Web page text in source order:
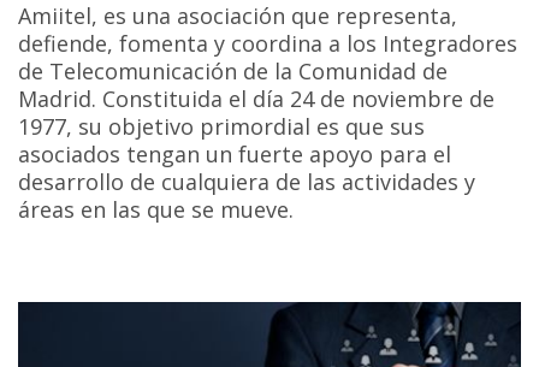
Amiitel, es una asociación que representa,
defiende, fomenta y coordina a los Integradores
de Telecomunicación de la Comunidad de
Madrid. Constituida el día 24 de noviembre de
1977, su objetivo primordial es que sus
asociados tengan un fuerte apoyo para el
desarrollo de cualquiera de las actividades y
áreas en las que se mueve.